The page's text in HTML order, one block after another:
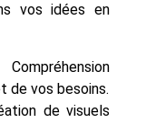
vos idées en
de vos besoins.
de visuels